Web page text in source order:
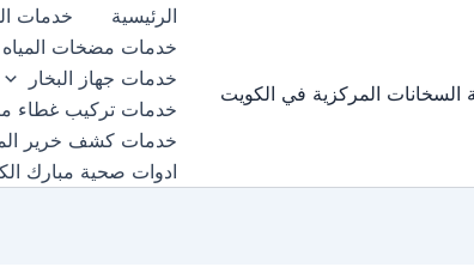
السخانات المركزية في الكويت
الرئيسية خدمات
خدمات مضخات المياه
خدمات جهاز البخار
خدمات تركيب غطاء
خدمات كشف خرير
ادوات صحية مبارك